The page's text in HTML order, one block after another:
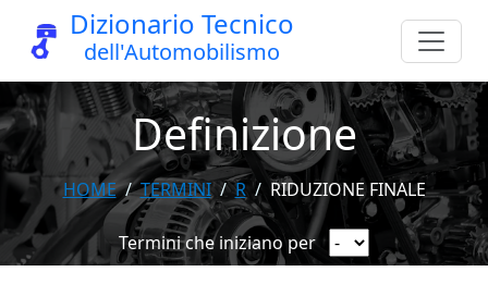
Dizionario Tecnico
dell'Automobilismo
Definizione
HOME TERMINI R RIDUZIONE FINALE
Termini che iniziano per